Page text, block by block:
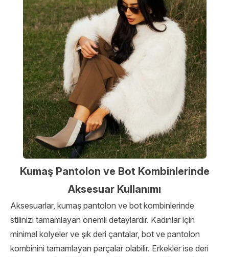
Kumaş Pantolon ve Bot Kombinlerinde
Aksesuar Kullanımı
Aksesuarlar, kumaş pantolon ve bot kombinlerinde
stilinizi tamamlayan önemli detaylardır. Kadınlar için
minimal kolyeler ve şık deri çantalar, bot ve pantolon
kombinini tamamlayan parçalar olabilir. Erkekler ise deri